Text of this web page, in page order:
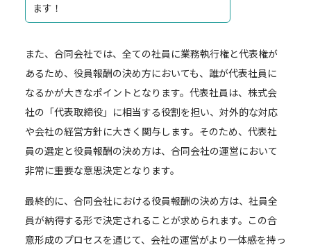
ます！
また、合同会社では、全ての社員に業務執行権と代表権が
あるため、役員報酬の決め方においても、誰が代表社員に
なるかが大きなポイントとなります。代表社員は、株式会
社の「代表取締役」に相当する役割を担い、対外的な対応
や会社の経営方針に大きく関与します。そのため、代表社
員の選定と役員報酬の決め方は、合同会社の運営において
非常に重要な意思決定となります。
最終的に、合同会社における役員報酬の決め方は、社員全
員が納得する形で決定されることが求められます。この合
意形成のプロセスを通じて、会社の運営がより一体感を持っ